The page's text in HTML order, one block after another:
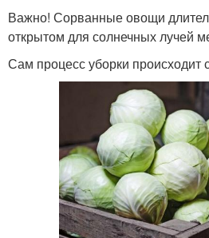
Важно! Сорванные овощи
открытом для солнечных лучей
Сам процесс уборки